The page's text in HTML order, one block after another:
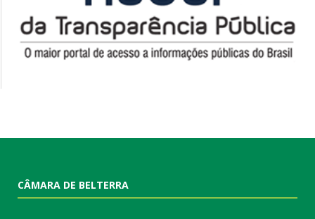
CÂMARA DE BELTERRA